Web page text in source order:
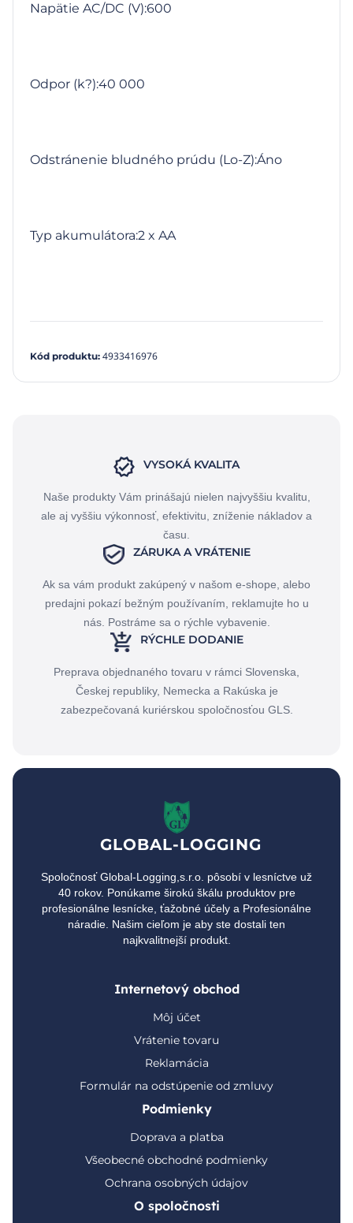
Napätie AC/DC (V):600
Odpor (k?):40 000
Odstránenie bludného prúdu (Lo-Z):Áno
Typ akumulátora:2 x AA
Kód produktu: 4933416976
VYSOKÁ KVALITA
Naše produkty Vám prinášajú nielen najvyššiu kvalitu,
ale aj vyššiu výkonnosť, efektivitu, zníženie nákladov a
času.
ZÁRUKA A VRÁTENIE
Ak sa vám produkt zakúpený v našom e-shope, alebo
predajni pokazí bežným používaním, reklamujte ho u
nás. Postráme sa o rýchle vybavenie.
RÝCHLE DODANIE
Preprava objednaného tovaru v rámci Slovenska,
Českej republiky, Nemecka a Rakúska je
zabezpečovaná kuriérskou spoločnosťou GLS.
GLOBAL-LOGGING
Spoločnosť Global-Logging,s.r.o. pôsobí v lesníctve už
40 rokov. Ponúkame širokú škálu produktov pre
profesionálne lesnícke, ťažobné účely a Profesionálne
náradie. Našim cieľom je aby ste dostali ten
najkvalitnejší produkt.
Internetový obchod
Môj účet
Vrátenie tovaru
Reklamácia
Formulár na odstúpenie od zmluvy
Podmienky
Doprava a platba
Všeobecné obchodné podmienky
Ochrana osobných údajov
O spoločnosti